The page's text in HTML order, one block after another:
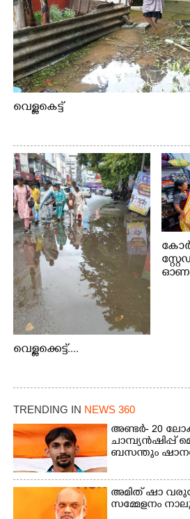
വെള്ളകെട്ട്
വെള്ളക്കെട്ട്....
TRENDING IN NEWS 360
അണ്ടർ- 20
ചാമ്പ്യൻഷിപ്പ്
ബസന്തും
അമിത് ഷാ
സമ്മേളനം